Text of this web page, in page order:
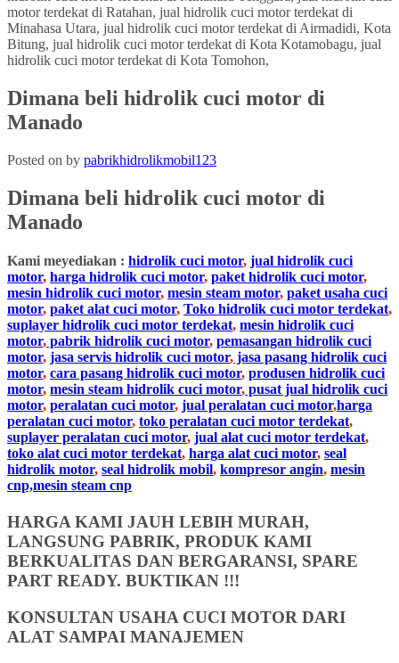
Dimana beli hidrolik cuci motor di
Manado
Posted on by pabrikhidrolikmobil123
Dimana beli hidrolik cuci motor di
Manado
Kami meyediakan : hidrolik cuci motor, jual hidrolik cuci
motor, harga hidrolik cuci motor, paket hidrolik cuci motor,
mesin hidrolik cuci motor, mesin steam motor, paket usaha cuci
motor, paket alat cuci motor, Toko hidrolik cuci motor terdekat,
suplayer hidrolik cuci motor terdekat, mesin hidrolik cuci
motor, pabrik hidrolik cuci motor, pemasangan hidrolik cuci
motor, jasa servis hidrolik cuci motor, jasa pasang hidrolik cuci
motor, cara pasang hidrolik cuci motor, produsen hidrolik cuci
motor, mesin steam hidrolik cuci motor, pusat jual hidrolik cuci
motor, peralatan cuci motor, jual peralatan cuci motor,harga
peralatan cuci motor, toko peralatan cuci motor terdekat,
suplayer peralatan cuci motor, jual alat cuci motor terdekat,
toko alat cuci motor terdekat, harga alat cuci motor, seal
hidrolik motor, seal hidrolik mobil, kompresor angin, mesin
cnp,mesin steam cnp
HARGA KAMI JAUH LEBIH MURAH,
LANGSUNG PABRIK, PRODUK KAMI
BERKUALITAS DAN BERGARANSI, SPARE
PART READY. BUKTIKAN !!!
KONSULTAN USAHA CUCI MOTOR DARI
ALAT SAMPAI MANAJEMEN